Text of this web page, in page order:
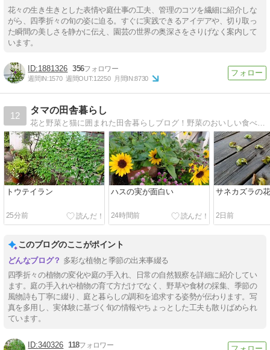
花々の生き生きとした表情や庭仕事の工夫、管理のコツを繊細に紹介しな
がら、四季折々の旬の姿に迫る。すぐに実践できるアイデアや、切り取っ
た瞬間の美しさを静かに伝え、園芸の世界の奥深さをさりげなく案内して
います。
1881326 356
週間IN:1570 週間OUT:12250 月間IN:8730
12
タマの田舎暮らし
花と野菜と猫に囲まれた田舎暮らしブログ！野菜のおいしい食べ方、猫たちとの楽しい田舎暮らし、ガーデニング、土ひねりなど紹介
トウテイラン
25分前
ハスの実が面白い
24時間前
サネカズラの花
2日前
このブログのここがポイント
多彩な植物と季節の出来事綴る
四季折々の植物の変化や庭の手入れ、日常の自然観察を詳細に紹介してい
ます。庭の手入れや植物の育て方だけでなく、野草や食材の採集、季節の
風物詩も丁寧に綴り、庭と暮らしの調和を追求する姿勢が伝わります。写
真を多用し、実体験に基づく旬の情報やちょっとした工夫も散りばめられ
ています。
340326 118